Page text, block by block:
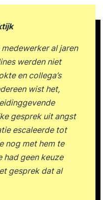
Nederland. In
Interactie staat de
basis: écht contact
ondanks de ruis
werkcontext. Wil
tijdens meetings?
Wil jij meer
zeggen?
en effectieve
zeker nu we
online meetings, e-
leer je je
al jaren
werden niet
en collega’s
wist het,
gesprek uit angst
escaleerde tot
nog met hem te
had geen keuze
gesprek dat al